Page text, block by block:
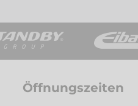
Öffnungszeiten